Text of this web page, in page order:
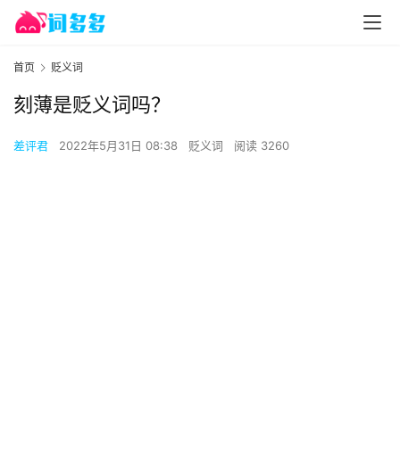
首页 贬义词
刻薄是贬义词吗？
差评君 2022年5月31日 08:38 贬义词 阅读 3260